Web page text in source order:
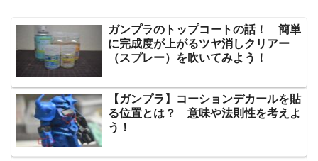
ガンプラのトップコートの話！ 簡単
に完成度が上がるツヤ消しクリアー
（スプレー）を吹いてみよう！
【ガンプラ】コーションデカールを貼
る位置とは？ 意味や法則性を考えよ
う！